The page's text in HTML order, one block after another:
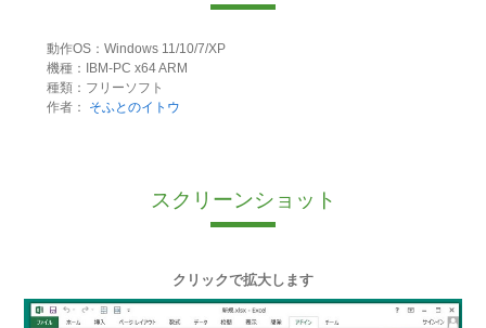
動作OS：Windows 11/10/7/XP
機種：IBM-PC x64 ARM
種類：フリーソフト
作者：
そふとのイトウ
スクリーンショット
クリックで拡大します